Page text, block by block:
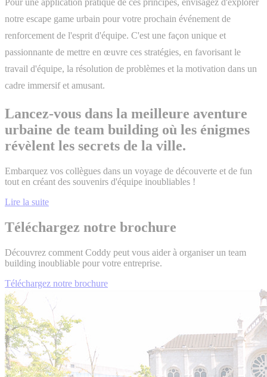
Pour une application pratique de ces principes, envisagez d'explorer
notre escape game urbain pour votre prochain événement de
renforcement de l'esprit d'équipe. C'est une façon unique et
passionnante de mettre en œuvre ces stratégies, en favorisant le
travail d'équipe, la résolution de problèmes et la motivation dans un
cadre immersif et amusant.
Lancez-vous dans la meilleure aventure
urbaine de team building où les énigmes
révèlent les secrets de la ville.
Embarquez vos collègues dans un voyage de découverte et de fun
tout en créant des souvenirs d'équipe inoubliables !
Lire la suite
Téléchargez notre brochure
Découvrez comment Coddy peut vous aider à organiser un team
building inoubliable pour votre entreprise.
Téléchargez notre brochure